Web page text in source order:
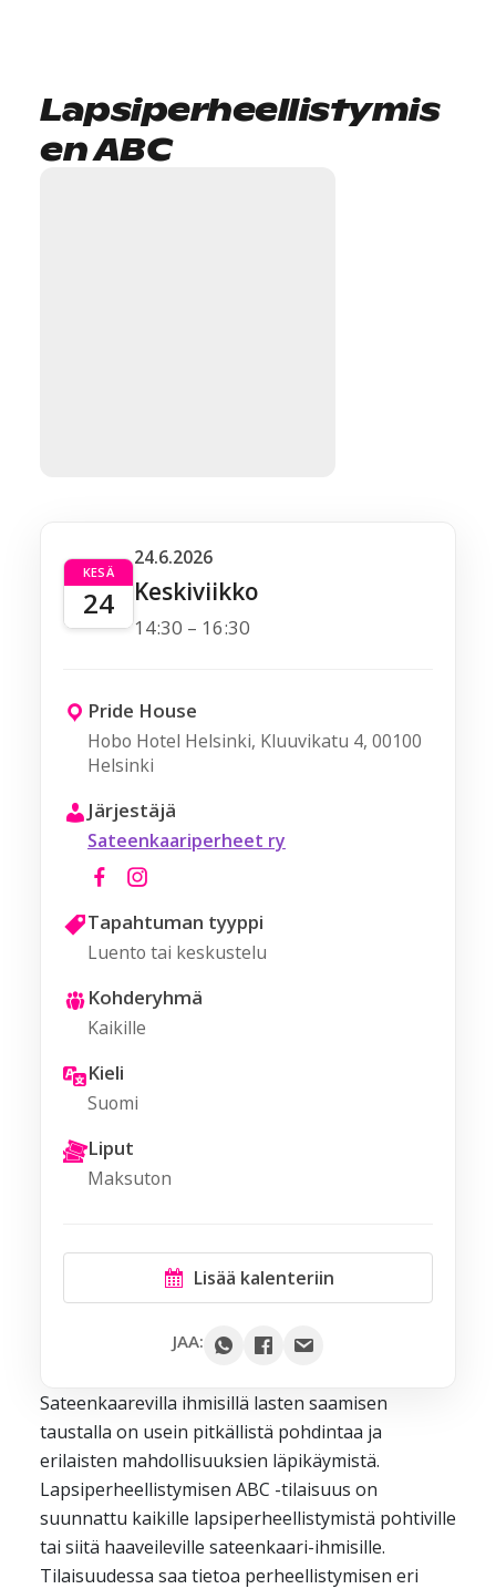
Lapsiperheellistymis
en ABC
Sateenkaarevilla ihmisillä lasten saamisen
taustalla on usein pitkällistä pohdintaa ja
erilaisten mahdollisuuksien läpikäymistä.
Lapsiperheellistymisen ABC -tilaisuus on
suunnattu kaikille lapsiperheellistymistä pohtiville
tai siitä haaveileville sateenkaari-ihmisille.
Tilaisuudessa saa tietoa perheellistymisen eri
KESÄ
24
24.6.2026
Keskiviikko
14:30 – 16:30
Pride House
Hobo Hotel Helsinki, Kluuvikatu 4, 00100
Helsinki
Järjestäjä
Sateenkaariperheet ry
Tapahtuman tyyppi
Luento tai keskustelu
Kohderyhmä
Kaikille
Kieli
Suomi
Liput
Maksuton
Lisää kalenteriin
Yahoo
iCal / .ics
JAA: